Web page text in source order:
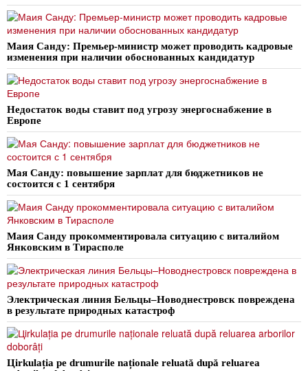
Маия Санду: Премьер-министр может проводить кадровые
изменения при наличии обоснованных кандидатур
Недостаток воды ставит под угрозу энергоснабжение в
Европе
Мая Санду: повышение зарплат для бюджетников не
состоится с 1 сентября
Маия Санду прокомментировала ситуацию с виталийом
Янковским в Тирасполе
Электрическая линия Бельцы–Новоднестровск повреждена
в результате природных катастроф
Цirkulația pe drumurile naționale reluată după reluarea